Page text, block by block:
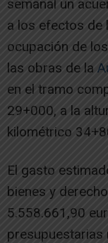
semanal un
a los efectos de
ocupación de
las obras de la
en el tramo
29+000, a la
kilométrico
El gasto
bienes y
5.558.661,90
presupuestarias